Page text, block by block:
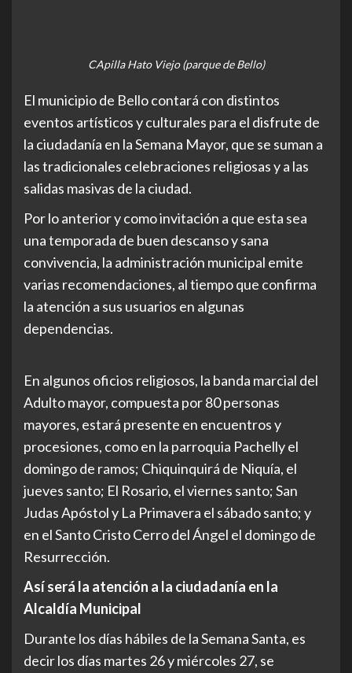
CApilla Hato Viejo (parque de Bello)
El municipio de Bello contará con distintos
eventos artísticos y culturales para el disfrute de
la ciudadanía en la Semana Mayor, que se suman a
las tradicionales celebraciones religiosas y a las
salidas masivas de la ciudad.
Por lo anterior y como invitación a que esta sea
una temporada de buen descanso y sana
convivencia, la administración municipal emite
varias recomendaciones, al tiempo que confirma
la atención a sus usuarios en algunas
dependencias.
En algunos oficios religiosos, la banda marcial del
Adulto mayor, compuesta por 80 personas
mayores, estará presente en encuentros y
procesiones, como en la parroquia Pachelly el
domingo de ramos; Chiquinquirá de Niquía, el
jueves santo; El Rosario, el viernes santo; San
Judas Apóstol y La Primavera el sábado santo; y
en el Santo Cristo Cerro del Ángel el domingo de
Resurrección.
Así será la atención a la ciudadanía en la
Alcaldía Municipal
Durante los días hábiles de la Semana Santa, es
decir los días martes 26 y miércoles 27, se